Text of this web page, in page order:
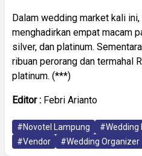
Dalam wedding market kali
menghadirkan empat macam
silver, dan platinum.
ribuan perorang dan termahal
platinum. (***)
Editor : Febri Arianto
#Novotel Lampung #Wedding
#Vendor
#Wedding Organizer